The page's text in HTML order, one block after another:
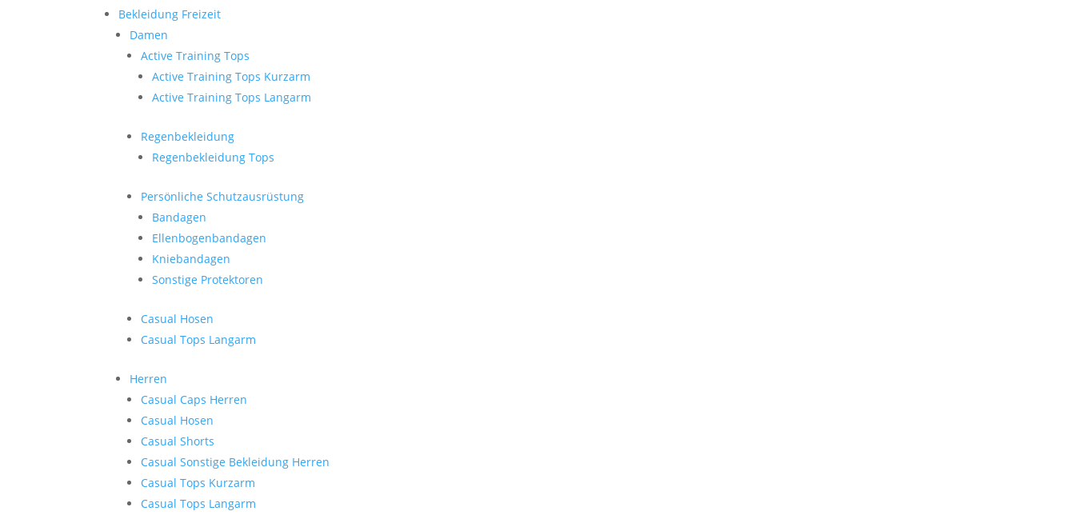
Bekleidung Freizeit
Damen
Active Training Tops
Active Training Tops Kurzarm
Active Training Tops Langarm
Regenbekleidung
Regenbekleidung Tops
Persönliche Schutzausrüstung
Bandagen
Ellenbogenbandagen
Kniebandagen
Sonstige Protektoren
Casual Hosen
Casual Tops Langarm
Herren
Casual Caps Herren
Casual Hosen
Casual Shorts
Casual Sonstige Bekleidung Herren
Casual Tops Kurzarm
Casual Tops Langarm